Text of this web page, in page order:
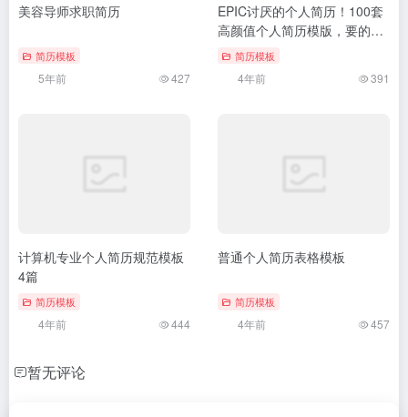
美容导师求职简历
简历模板
5年前 427
EPIC讨厌的个人简历！100套
高颜值个人简历模版，要的急
忙拿去
简历模板
4年前 391
计算机专业个人简历规范模板
4篇
简历模板
4年前 444
普通个人简历表格模板
简历模板
4年前 457
暂无评论